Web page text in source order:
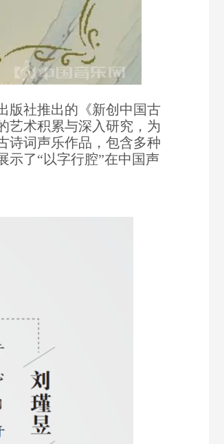
版社推出的《新创中国古
艺术积累与深入研究，为
诗词声乐作品，包含多种
示了“以字行腔”在中国声